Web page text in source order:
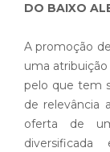
DO BAIXO
A promoção
uma
pelo que tem
de relevância
oferta de